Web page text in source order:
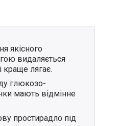
якісного
видаляється
краще лягає.
глюкозо-
мають відмінне
простирадло під